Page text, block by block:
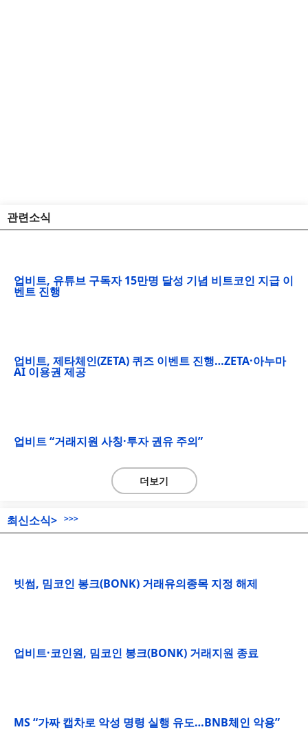
관련소식
업비트, 유튜브 구독자 15만명 달성 기념 비트코인 지급 이
벤트 진행
업비트, 제타체인(ZETA) 퀴즈 이벤트 진행…ZETA·아누마
AI 이용권 제공
업비트 “거래지원 사칭·투자 권유 주의”
더보기
최신소식> >>>
빗썸, 밈코인 봉크(BONK) 거래유의종목 지정 해제
업비트·코인원, 밈코인 봉크(BONK) 거래지원 종료
MS “가짜 캡차로 악성 명령 실행 유도…BNB체인 악용”